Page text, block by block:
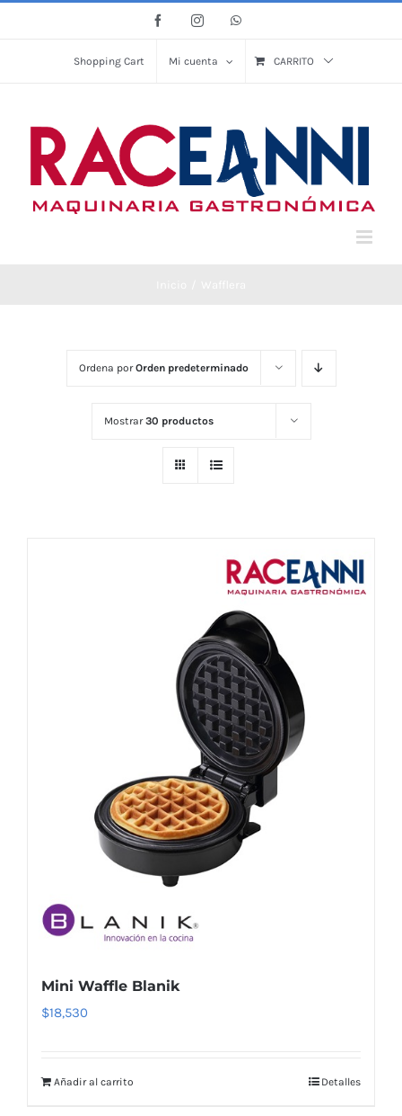
FacebookInstagramWhatsApp
Shopping Cart Mi cuenta CARRITO
Ordena porOrden predeterminado
Mostrar30 productos
Mini Waffle Blanik
$18,530
Añadir al carrito Detalles